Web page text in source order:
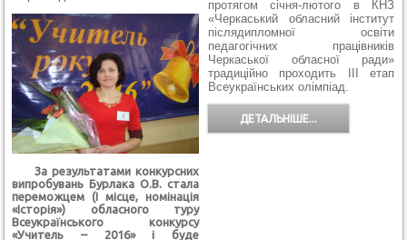
За результатами конкурсних
випробувань Бурлака О.В. стала
переможцем (І місце, номінація
«Історія») обласного туру
Всеукраїнського конкурсу
«Учитель – 2016» і буде
протягом січня-лютого в КНЗ
«Черкаський обласний інститут
післядипломної освіти
педагогічних працівників
Черкаської обласної ради»
традиційно проходить ІІІ етап
Всеукраїнських олімпіад.
ДЕТАЛЬНІШЕ...